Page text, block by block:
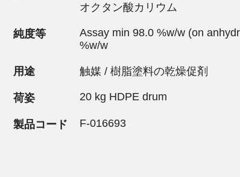
オクタン酸カリウム
純度等
Assay min 98.0 %w/w (on
%w/w
用途 触媒 / 樹脂塗料の乾燥促剤
荷姿 20 kg HDPE drum
製品コード F-016693